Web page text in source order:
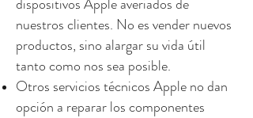
nuestros clientes. No es vender nuevos
productos, sino alargar su vida útil
tanto como nos sea posible.
Otros servicios técnicos Apple no dan
opción a reparar los componentes